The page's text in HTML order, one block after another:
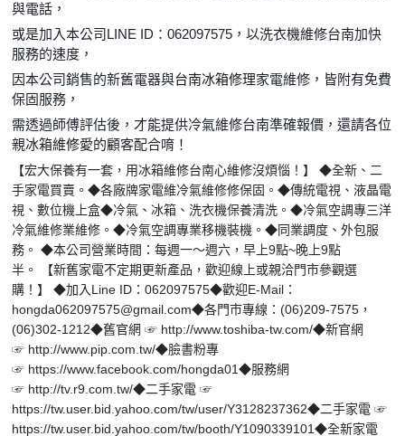
與電話，
或是加入本公司LINE ID：062097575，以洗衣機維修台南加快
服務的速度，
因本公司銷售的新舊電器與台南冰箱修理家電維修，皆附有免費
保固服務，
需透過師傅評估後，才能提供冷氣維修台南準確報價，還請各位
親冰箱維修愛的顧客配合唷！
【宏大保養有一套，用冰箱維修台南心維修沒煩惱！】 ◆全新、二
手家電買賣。◆各廠牌家電維冷氣維修修保固。◆傳統電視、液晶電
視、數位機上盒◆冷氣、冰箱、洗衣機保養清洗。◆冷氣空調專三洋
冷氣維修業維修。◆冷氣空調專業移機裝機。◆同業調度、外包服
務。 ◆本公司營業時間：每週一～週六，早上9點~晚上9點
半。 【新舊家電不定期更新產品，歡迎線上或親洽門市參觀選
購！】 ◆加入Line ID：062097575◆歡迎E-Mail：
hongda062097575@gmail.com◆各門市專線：(06)209-7575，
(06)302-1212◆舊官網 ☞ http://www.toshiba-tw.com/◆新官網
☞ http://www.pip.com.tw/◆臉書粉專
☞ https://www.facebook.com/hongda01◆服務網
☞ http://tv.r9.com.tw/◆二手家電 ☞
https://tw.user.bid.yahoo.com/tw/user/Y3128237362◆二手家電 ☞
https://tw.user.bid.yahoo.com/tw/booth/Y1090339101◆全新家電